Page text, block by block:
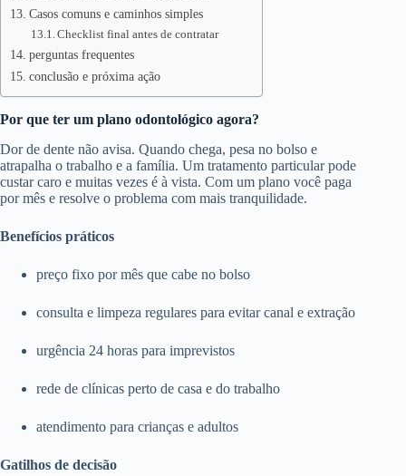
Casos comuns e caminhos simples
Checklist final antes de contratar
perguntas frequentes
conclusão e próxima ação
Por que ter um plano odontológico agora?
Dor de dente não avisa. Quando chega, pesa no bolso e
atrapalha o trabalho e a família. Um tratamento particular pode
custar caro e muitas vezes é à vista. Com um plano você paga
por mês e resolve o problema com mais tranquilidade.
Benefícios práticos
preço fixo por mês que cabe no bolso
consulta e limpeza regulares para evitar canal e extração
urgência 24 horas para imprevistos
rede de clínicas perto de casa e do trabalho
atendimento para crianças e adultos
Gatilhos de decisão